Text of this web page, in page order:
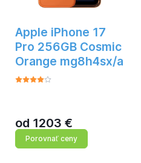
Apple iPhone 17
Pro 256GB Cosmic
Orange mg8h4sx/a
od 1203 €
Porovnať ceny